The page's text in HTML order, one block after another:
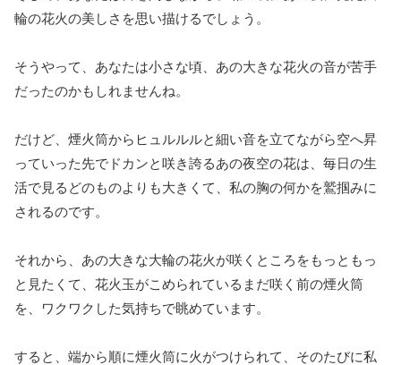
輪の花火の美しさを思い描けるでしょう。
そうやって、あなたは小さな頃、あの大きな花火の音が苦手
だったのかもしれませんね。
だけど、煙火筒からヒュルルルと細い音を立てながら空へ昇
っていった先でドカンと咲き誇るあの夜空の花は、毎日の生
活で見るどのものよりも大きくて、私の胸の何かを鷲掴みに
されるのです。
それから、あの大きな大輪の花火が咲くところをもっともっ
と見たくて、花火玉がこめられているまだ咲く前の煙火筒
を、ワクワクした気持ちで眺めています。
すると、端から順に煙火筒に火がつけられて、そのたびに私